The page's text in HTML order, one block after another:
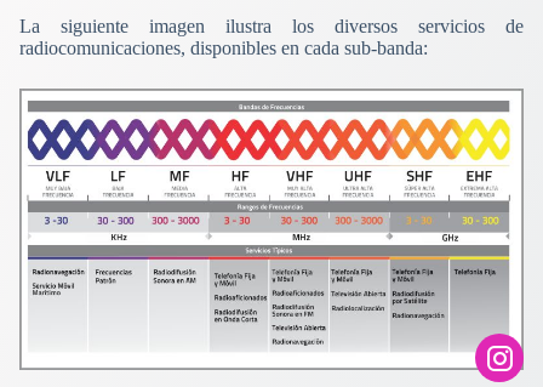
La siguiente imagen ilustra los diversos servicios de
radiocomunicaciones, disponibles en cada sub-banda: